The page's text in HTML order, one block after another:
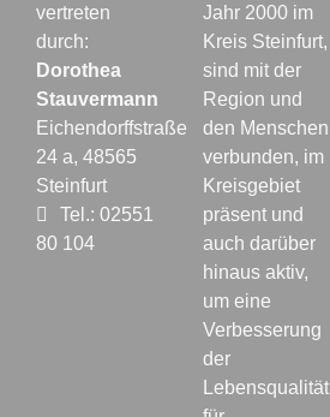
vertreten
durch:
Dorothea
Stauvermann
Eichendorffstraße
24 a, 48565
Steinfurt
Tel.: 02551
80 104
Jahr 2000 im
Kreis Steinfurt,
sind mit der
Region und
den Menschen
verbunden, im
Kreisgebiet
präsent und
auch darüber
hinaus aktiv,
um eine
Verbesserung
der
Lebensqualität